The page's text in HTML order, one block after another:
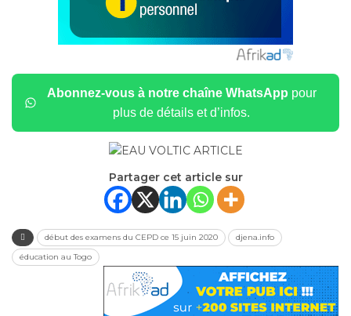
Abonnez-vous à notre chaîne WhatsApp pour
plus de détails et d’infos.
Partager cet article sur
début des examens du CEPD ce 15 juin 2020
djena.info
éducation au Togo